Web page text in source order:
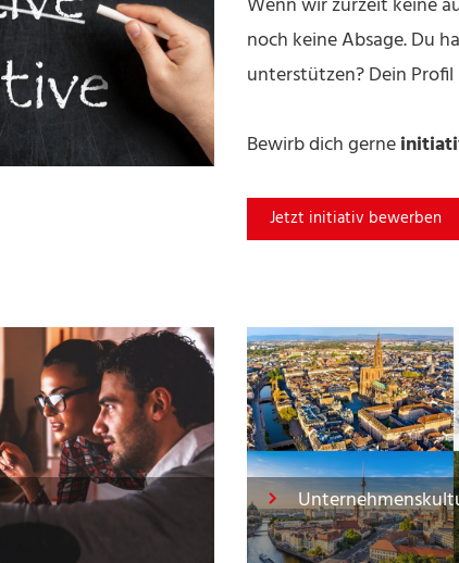
noch keine Absage. Du
unterstützen? Dein Profil
Bewirb dich gerne
Jetzt initiativ bewerben